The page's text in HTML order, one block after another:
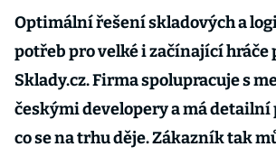
Optimální řešení skladových a
potřeb pro velké i začínající
Sklady.cz. Firma spolupracuje s
českými developery a má detailní
co se na trhu děje. Zákazník tak